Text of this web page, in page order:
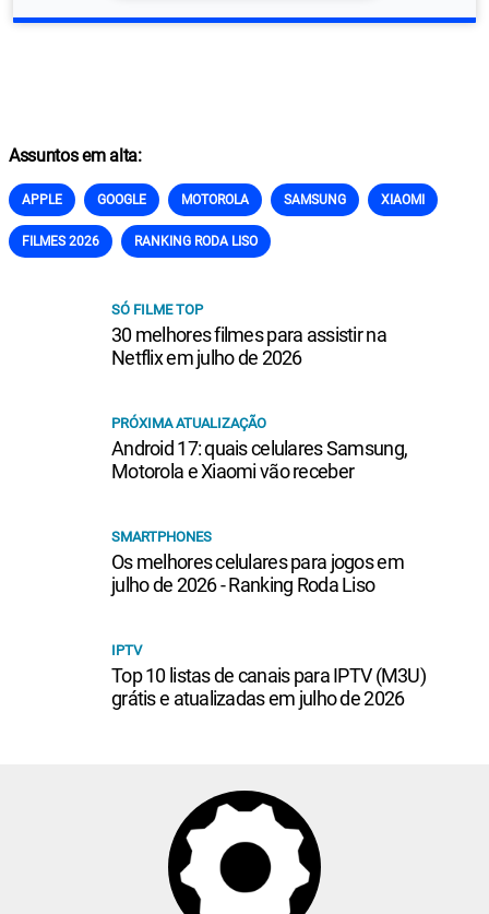
Assuntos em alta:
APPLE GOOGLE MOTOROLA SAMSUNG XIAOMI
FILMES 2026 RANKING RODA LISO
SÓ FILME TOP
30 melhores filmes para assistir na
Netflix em julho de 2026
PRÓXIMA ATUALIZAÇÃO
Android 17: quais celulares Samsung,
Motorola e Xiaomi vão receber
SMARTPHONES
Os melhores celulares para jogos em
julho de 2026 - Ranking Roda Liso
IPTV
Top 10 listas de canais para IPTV (M3U)
grátis e atualizadas em julho de 2026